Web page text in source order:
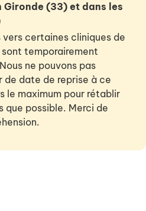
Gironde (33) et dans les
vers certaines cliniques de
temporairement
ne pouvons pas
de date de reprise à ce
le maximum pour rétablir
que possible. Merci de